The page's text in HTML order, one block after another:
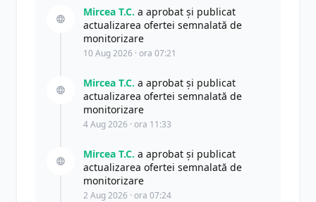
Mircea T.C. a aprobat și publicat
actualizarea ofertei semnalată de
monitorizare
10 Aug 2026 · ora 07:21
Mircea T.C. a aprobat și publicat
actualizarea ofertei semnalată de
monitorizare
4 Aug 2026 · ora 11:33
Mircea T.C. a aprobat și publicat
actualizarea ofertei semnalată de
monitorizare
2 Aug 2026 · ora 07:24